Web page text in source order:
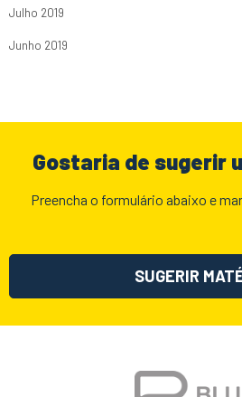
Julho 2019
Junho 2019
Gostaria de sugerir
Preencha o formulário abaixo e
SUGERIR